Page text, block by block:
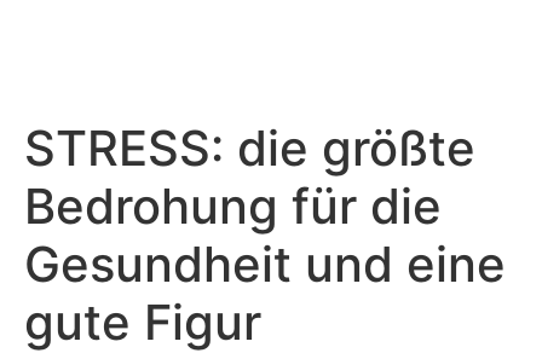
STRESS: die größte
Bedrohung für die
Gesundheit und eine
gute Figur